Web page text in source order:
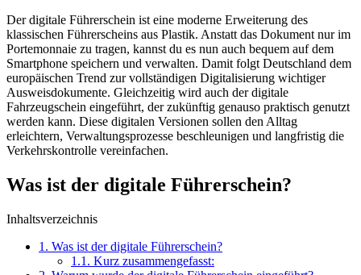
Der digitale Führerschein ist eine moderne Erweiterung des
klassischen Führerscheins aus Plastik. Anstatt das Dokument nur im
Portemonnaie zu tragen, kannst du es nun auch bequem auf dem
Smartphone speichern und verwalten. Damit folgt Deutschland dem
europäischen Trend zur vollständigen Digitalisierung wichtiger
Ausweisdokumente. Gleichzeitig wird auch der digitale
Fahrzeugschein eingeführt, der zukünftig genauso praktisch genutzt
werden kann. Diese digitalen Versionen sollen den Alltag
erleichtern, Verwaltungsprozesse beschleunigen und langfristig die
Verkehrskontrolle vereinfachen.
Was ist der digitale Führerschein?
Inhaltsverzeichnis
1. Was ist der digitale Führerschein?
1.1. Kurz zusammengefasst: